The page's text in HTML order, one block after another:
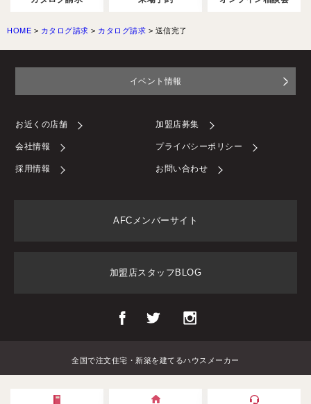
HOME > カタログ請求 > カタログ請求 > 送信完了
イベント情報
お近くの店舗 加盟店募集
会社情報 プライバシーポリシー
採用情報 お問い合わせ
AFCメンバーサイト
加盟店スタッフBLOG
全国で注文住宅・新築を建てるハウスメーカー